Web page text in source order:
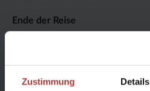
Zustimmung Details
Ende der Reise